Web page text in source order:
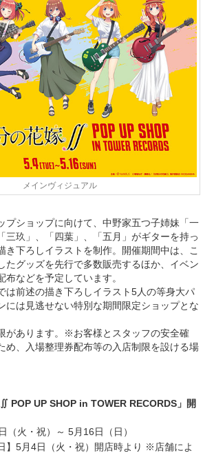
メインヴィジュアル
ショップに向けて、中野家五つ子姉妹「一
三玖」、「四葉」、「五月」がギターを持っ
き下ろしイラストを制作。開催期間中は、こ
たグッズを先行で多数販売するほか、イベン
布などを予定しています。
前述の描き下ろしイラスト5人の等身大パ
には見逃せない特別な期間限定ショップとな
あります。※お客様とスタッフの安全確
め、入場整理券配布等の入店制限を設ける場
∬ POP UP SHOP in TOWER RECORDS」開
（火・祝）～ 5月16日（日）
】5月4日（火・祝）開店時より ※店舗によ